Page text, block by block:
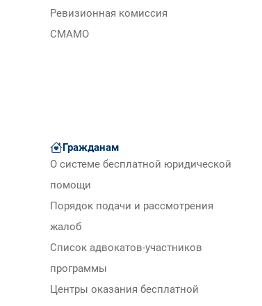
Ревизионная комиссия
СМАМО
Гражданам
О системе бесплатной юридической
помощи
Порядок подачи и рассмотрения
жалоб
Список адвокатов-участников
программы
Центры оказания бесплатной